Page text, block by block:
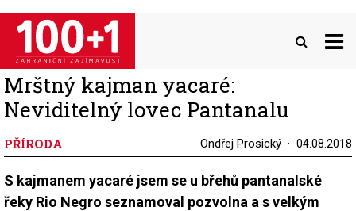
Přejít
hlavnímu
obsahu
Mrštný kajman yacaré:
Neviditelný lovec Pantanalu
PŘÍRODA Ondřej Prosický 04.08.2018
S kajmanem yacaré jsem se u břehů pantanalské
řeky Rio Negro seznamoval pozvolna a s velkým